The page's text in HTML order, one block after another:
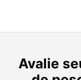
Avalie